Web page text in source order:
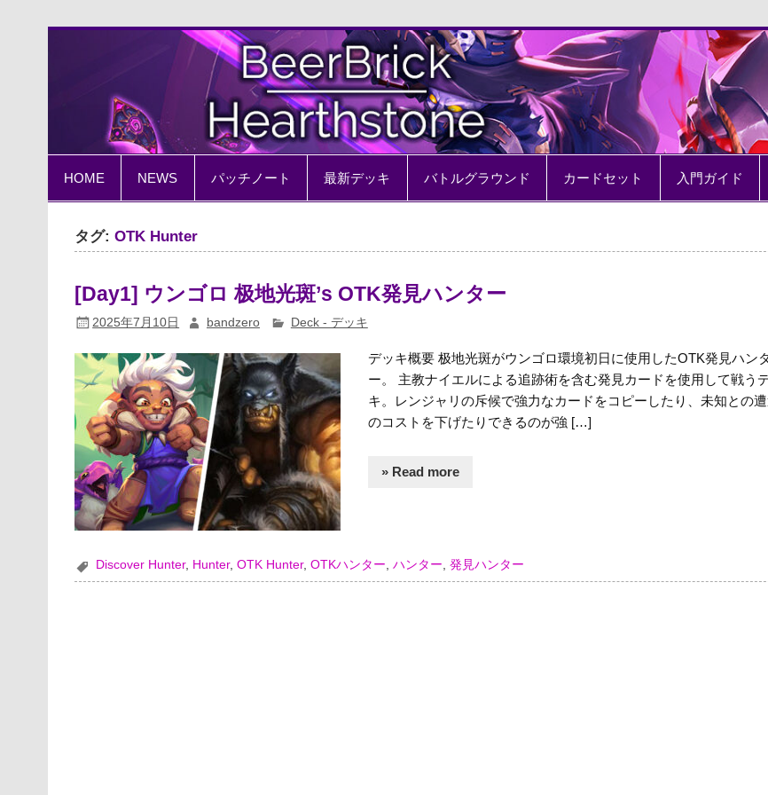
BeerBrick Hearthstone
ハースストーン情報サイト
HOME NEWS パッチノート 最新デッキ バトルグラウンド カードセット 入門ガイド
タグ:OTK Hunter
[Day1] ウンゴロ 极地光斑’s OTK発見ハンター
2025年7月10日 bandzero Deck - デッキ
デッキ概要 极地光斑がウンゴロ環境初日に使用したOTK発見ハン
ー。 主教ナイエルによる追跡術を含む発見カードを使用して戦う
キ。レンジャリの斥候で強力なカードをコピーしたり、未知との
のコストを下げたりできるのが強 […]
» Read more
Discover Hunter, Hunter,OTK Hunter,OTKハンター,ハンター,発見ハンター